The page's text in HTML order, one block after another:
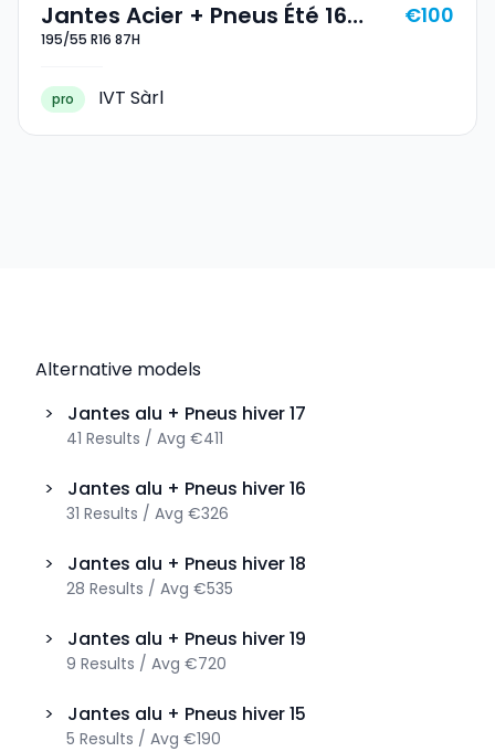
Jantes Acier + Pneus Été 16
195/55 R16 87H
195/55 R16 87H
€100
pro IVT Sàrl
Alternative models
>
Jantes alu + Pneus hiver17
41 Results / Avg €411
> Jantes alu + Pneus hiver16
31 Results / Avg €326
> Jantes alu + Pneus hiver18
28 Results / Avg €535
> Jantes alu + Pneus hiver19
9 Results / Avg €720
> Jantes alu + Pneus hiver15
5 Results / Avg €190